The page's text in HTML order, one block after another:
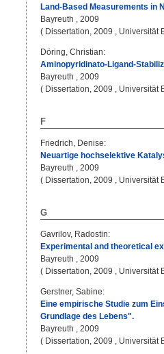
Land-Based Measurements in
Bayreuth , 2009
( Dissertation, 2009 , Universität
Döring, Christian:
Aminopyridinato-Ligand-
Bayreuth , 2009
( Dissertation, 2009 , Universität
F
Friedrich, Denise:
Neuartige hochselektive
Bayreuth , 2009
( Dissertation, 2009 , Universität
G
Gavrilov, Radostin:
Experimental and theoretical
Bayreuth , 2009
( Dissertation, 2009 , Universität
Gerstner, Sabine:
Eine empirische Studie zum
Grundlage des Lebens".
Bayreuth , 2009
( Dissertation, 2009 , Universität